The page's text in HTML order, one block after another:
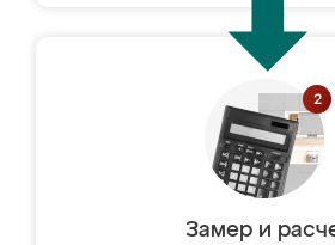
Замер и